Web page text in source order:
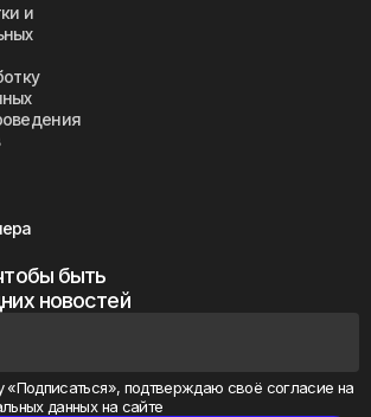
и
быть
новостей
«Подписаться», подтверждаю своё согласие на
данных на сайте